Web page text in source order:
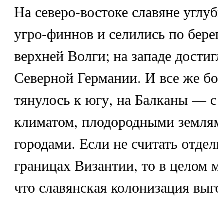
На северо-востоке славяне
угро-финнов и селились по
верхней Волги; на западе
Северной Германии. И все же
тянулось к югу, на Балканы —
климатом, плодородными
городами. Если не считать
границах Византии, то в целом
что славянская колонизация